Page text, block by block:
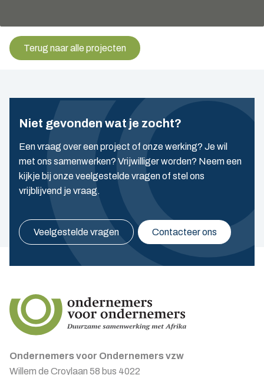
Terug naar alle projecten
Niet gevonden wat je zocht?
Een vraag over een project of onze werking? Je wil
met ons samenwerken? Vrijwilliger worden? Neem een
kijkje bij onze veelgestelde vragen of stel ons
vrijblijvend je vraag.
Veelgestelde vragen Contacteer ons
Ondernemers voor Ondernemers vzw
Willem de Croylaan 58 bus 4022